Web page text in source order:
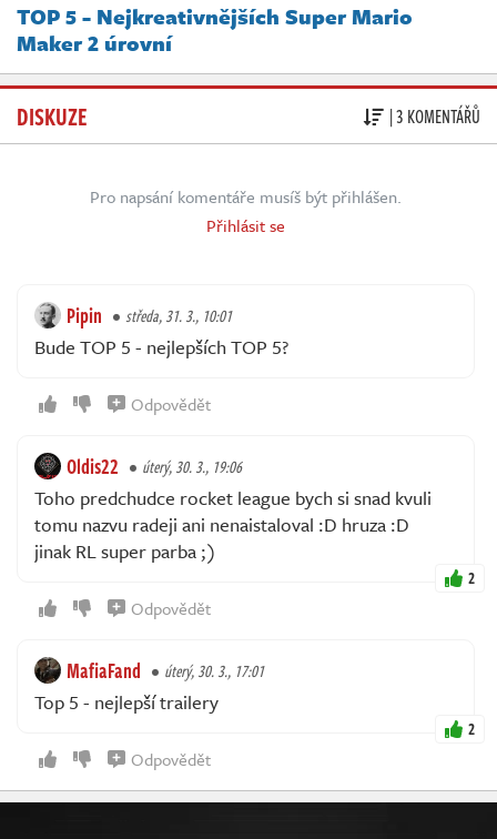
TOP 5 - Nejkreativnějších Super Mario
Maker 2 úrovní
DISKUZE | 3 KOMENTÁŘŮ
Pro napsání komentáře musíš být přihlášen.
Přihlásit se
Pipin středa, 31. 3., 10:01
Bude TOP 5 - nejlepších TOP 5?
Odpovědět
Oldis22 úterý, 30. 3., 19:06
Toho predchudce rocket league bych si snad kvuli
tomu nazvu radeji ani nenaistaloval :D hruza :D
jinak RL super parba ;)
2
Odpovědět
MafiaFand úterý, 30. 3., 17:01
Top 5 - nejlepší trailery
2
Odpovědět